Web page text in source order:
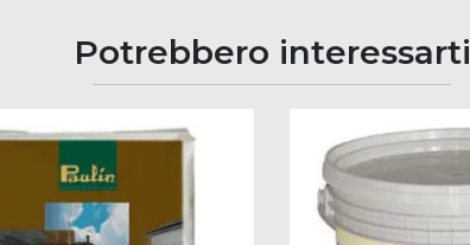
Potrebbero interessarti